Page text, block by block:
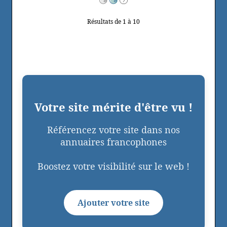
Résultats de 1 à 10
Votre site mérite d'être vu !
Référencez votre site dans nos
annuaires francophones
Boostez votre visibilité sur le web !
Ajouter votre site